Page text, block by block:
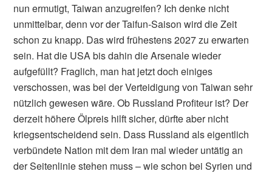
nun ermutigt, Taiwan anzugreifen? Ich denke nicht
unmittelbar, denn vor der Taifun-Saison wird die Zeit
schon zu knapp. Das wird frühestens 2027 zu erwarten
sein. Hat die USA bis dahin die Arsenale wieder
aufgefüllt? Fraglich, man hat jetzt doch einiges
verschossen, was bei der Verteidigung von Taiwan sehr
nützlich gewesen wäre. Ob Russland Profiteur ist? Der
derzeit höhere Ölpreis hilft sicher, dürfte aber nicht
kriegsentscheidend sein. Dass Russland als eigentlich
verbündete Nation mit dem Iran mal wieder untätig an
der Seitenlinie stehen muss – wie schon bei Syrien und